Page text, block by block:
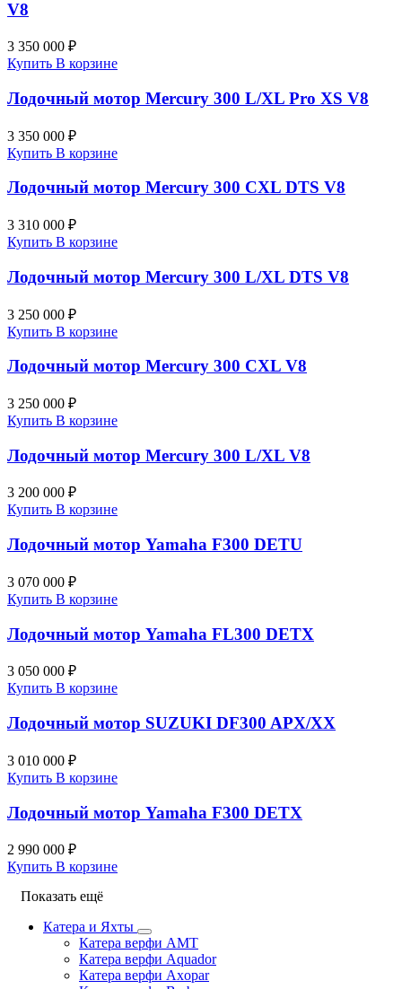
V8
3 350 000 ₽
Купить В корзине
Лодочный мотор Mercury 300 L/XL Pro XS V8
3 350 000 ₽
Купить В корзине
Лодочный мотор Mercury 300 CXL DTS V8
3 310 000 ₽
Купить В корзине
Лодочный мотор Mercury 300 L/XL DTS V8
3 250 000 ₽
Купить В корзине
Лодочный мотор Mercury 300 CXL V8
3 250 000 ₽
Купить В корзине
Лодочный мотор Mercury 300 L/XL V8
3 200 000 ₽
Купить В корзине
Лодочный мотор Yamaha F300 DETU
3 070 000 ₽
Купить В корзине
Лодочный мотор Yamaha FL300 DETX
3 050 000 ₽
Купить В корзине
Лодочный мотор SUZUKI DF300 APX/XX
3 010 000 ₽
Купить В корзине
Лодочный мотор Yamaha F300 DETX
2 990 000 ₽
Купить В корзине
Показать ещё
Катера и Яхты
Катера верфи AMT
Катера верфи Aquador
Катера верфи Axopar